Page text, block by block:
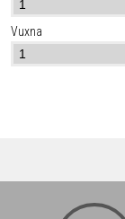
Vuxna